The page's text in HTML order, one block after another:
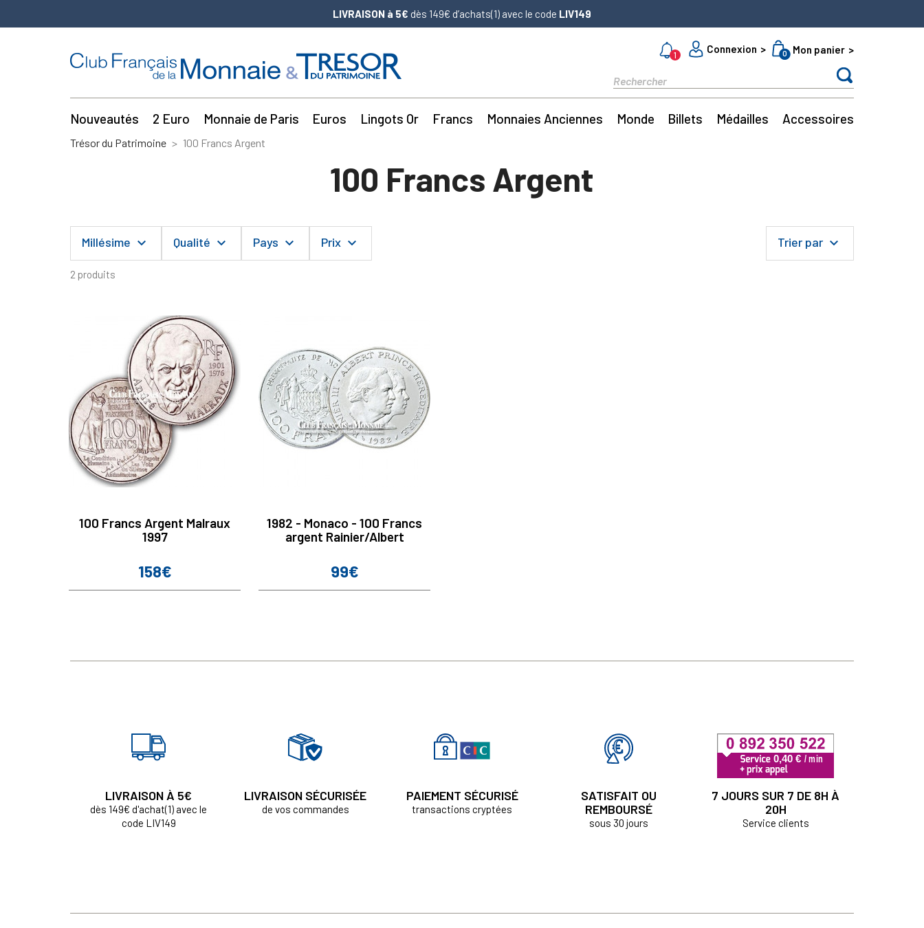
LIVRAISON à 5€ dès 149€ d’achats(1) avec le code LIV149
1
Connexion 0 Mon panier
Nouveautés 2 Euro Monnaie de Paris Euros Lingots Or Francs Monnaies Anciennes Monde Billets Médailles Accessoires
Trésor du Patrimoine 100 Francs Argent
100 Francs Argent
Millésime keyboard_arrow_down Qualité keyboard_arrow_down Pays keyboard_arrow_down Prix keyboard_arrow_down Trier par keyboard_arrow_down
2 produits
100 Francs Argent Malraux
1997
Prix
158€
1982 - Monaco - 100 Francs
argent Rainier/Albert
Prix
99€
LIVRAISON À 5€
dès 149€ d'achat(1) avec le
code LIV149
LIVRAISON SÉCURISÉE
de vos commandes
PAIEMENT SÉCURISÉ
transactions cryptées
SATISFAIT OU
REMBOURSÉ
sous 30 jours
7 JOURS SUR 7 DE 8H À
20H
Service clients